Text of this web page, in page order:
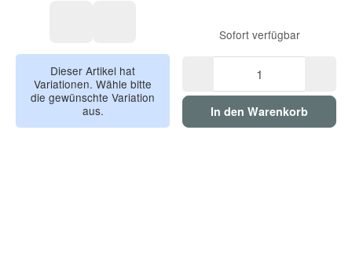
Dieser Artikel hat
Variationen. Wähle bitte
die gewünschte Variation
aus.
Sofort verfügbar
In den Warenkorb